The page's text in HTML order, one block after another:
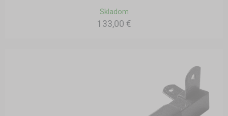
Skladom
133,00 €